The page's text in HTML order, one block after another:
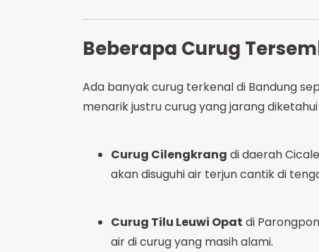
Beberapa Curug
Ada banyak curug terkenal di Bandung
menarik justru curug yang jarang
Curug Cilengkrang di daerah
akan disuguhi air terjun cantik di
Curug Tilu Leuwi Opat di
air di curug yang masih alami.